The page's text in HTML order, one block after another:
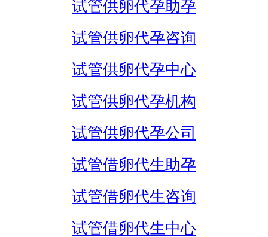
试管供卵代孕助孕
试管供卵代孕咨询
试管供卵代孕中心
试管供卵代孕机构
试管供卵代孕公司
试管借卵代生助孕
试管借卵代生咨询
试管借卵代生中心